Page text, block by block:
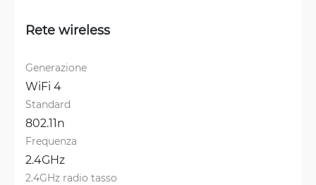
Rete wireless
Generazione
WiFi 4
Standard
802.11n
Frequenza
2.4GHz
2.4GHz radio tasso